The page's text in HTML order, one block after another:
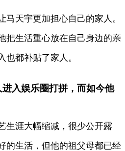
马天宇更加担心自己的家人。
把生活重心放在自己身边的亲
也都补贴了家人。
入娱乐圈打拼，而如今他
生涯大幅缩减，很少公开露
的生活，但他的祖父母都已经